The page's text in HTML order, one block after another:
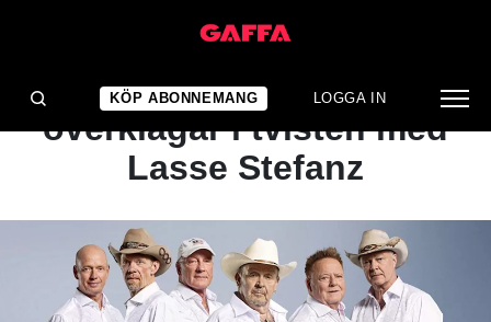
KÖP ABONNEMANG LOGGA IN
NYHET
Lasse Sigfridsson
överklagar i tvisten med
Lasse Stefanz